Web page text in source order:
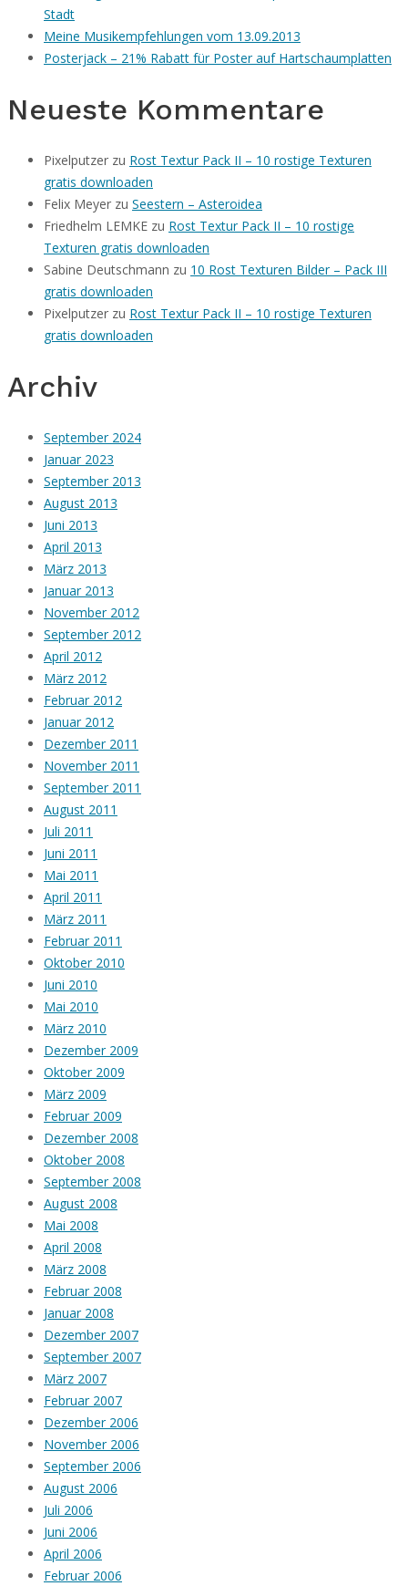
Stadt
Meine Musikempfehlungen vom 13.09.2013
Posterjack – 21% Rabatt für Poster auf Hartschaumplatten
Neueste Kommentare
Pixelputzer zu Rost Textur Pack II – 10 rostige Texturen
gratis downloaden
Felix Meyer zu Seestern – Asteroidea
Friedhelm LEMKE zu Rost Textur Pack II – 10 rostige
Texturen gratis downloaden
Sabine Deutschmann zu 10 Rost Texturen Bilder – Pack III
gratis downloaden
Pixelputzer zu Rost Textur Pack II – 10 rostige Texturen
gratis downloaden
Archiv
September 2024
Januar 2023
September 2013
August 2013
Juni 2013
April 2013
März 2013
Januar 2013
November 2012
September 2012
April 2012
März 2012
Februar 2012
Januar 2012
Dezember 2011
November 2011
September 2011
August 2011
Juli 2011
Juni 2011
Mai 2011
April 2011
März 2011
Februar 2011
Oktober 2010
Juni 2010
Mai 2010
März 2010
Dezember 2009
Oktober 2009
März 2009
Februar 2009
Dezember 2008
Oktober 2008
September 2008
August 2008
Mai 2008
April 2008
März 2008
Februar 2008
Januar 2008
Dezember 2007
September 2007
März 2007
Februar 2007
Dezember 2006
November 2006
September 2006
August 2006
Juli 2006
Juni 2006
April 2006
Februar 2006